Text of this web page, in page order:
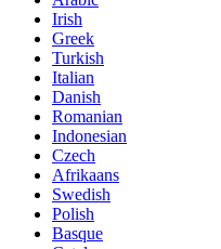
Irish
Greek
Turkish
Italian
Danish
Romanian
Indonesian
Czech
Afrikaans
Swedish
Polish
Basque